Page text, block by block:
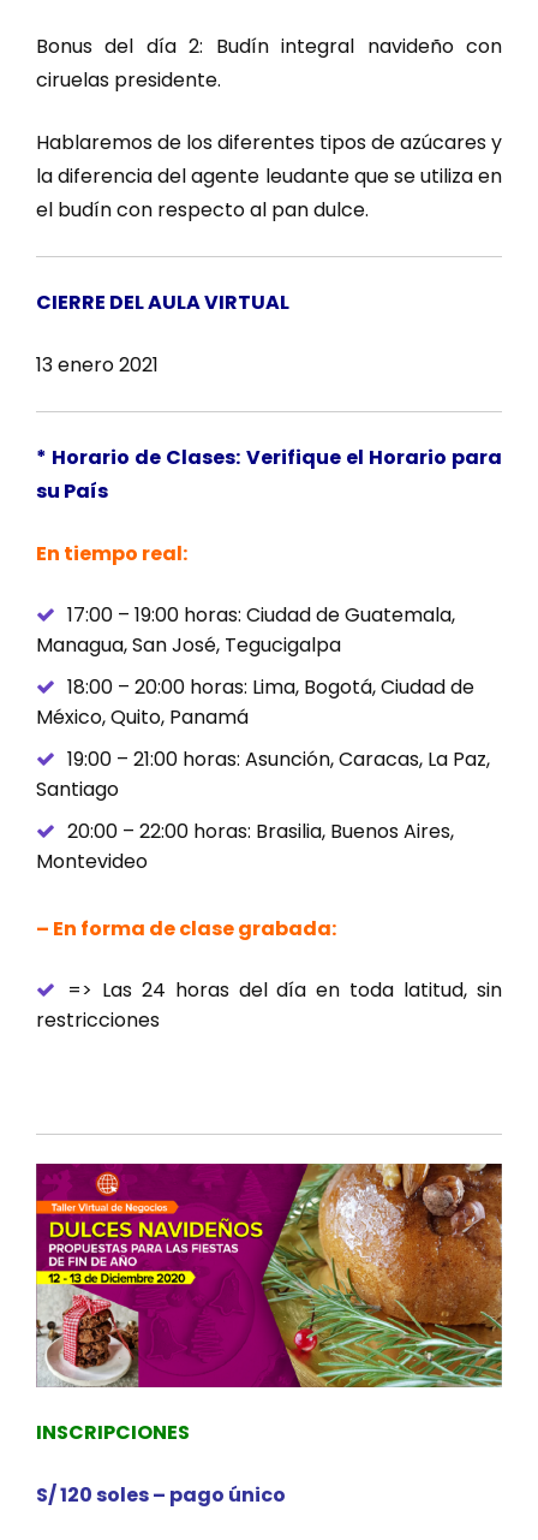
Bonus del día 2: Budín integral navideño con
ciruelas presidente.
Hablaremos de los diferentes tipos de azúcares y
la diferencia del agente leudante que se utiliza en
el budín con respecto al pan dulce.
CIERRE DEL AULA VIRTUAL
13 enero 2021
* Horario de Clases: Verifique el Horario para
su País
En tiempo real:
17:00 – 19:00 horas: Ciudad de Guatemala,
Managua, San José, Tegucigalpa
18:00 – 20:00 horas: Lima, Bogotá, Ciudad de
México, Quito, Panamá
19:00 – 21:00 horas: Asunción, Caracas, La Paz,
Santiago
20:00 – 22:00 horas: Brasilia, Buenos Aires,
Montevideo
– En forma de clase grabada:
=> Las 24 horas del día en toda latitud, sin
restricciones
INSCRIPCIONES
S/ 120 soles – pago único